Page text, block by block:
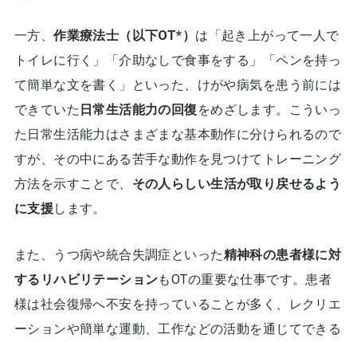
一方、作業療法士（以下OT*） は「起き上がって一人で
トイレに行く」「介助なしで食事をする」「ペンを持っ
て簡単な文を書く」といった、けがや病気を患う前には
できていた 日常生活能力の回復 をめざします。こういっ
た日常生活能力はさまざまな基本動作に分けられるので
すが、その中にある苦手な動作を見つけてトレーニング
方法を示すことで、 その人らしい生活が取り戻せるよう
に支援します。
また、うつ病や統合失調症といった精神科の患者様に対
するリハビリテーションもOTの重要な仕事です。患者
様は社会復帰へ不安を持っていることが多く、レクリエ
ーションや簡単な運動、工作などの活動を通じてできる